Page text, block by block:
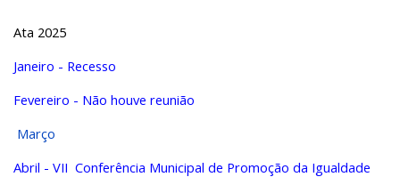
Ata 2025
Janeiro - Recesso
Fevereiro - Não houve reunião
Março
Abril - VII Conferência Municipal de Promoção da Igualdade